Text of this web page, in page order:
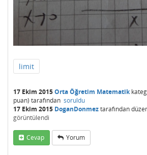
limit
17 Ekim 2015Orta Öğretim Matematik
puan) tarafından soruldu
17 Ekim 2015 DoganDonmeztarafından
görüntülendi
Cevap Yorum